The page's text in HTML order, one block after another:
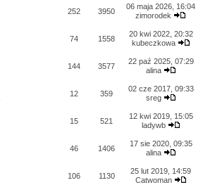
252 3950
06 maja 2026, 16:04
zimorodek
74 1558
20 kwi 2022, 20:32
kubeczkowa
144 3577
22 paź 2025, 07:29
alina
12 359
02 cze 2017, 09:33
sreg
15 521
12 kwi 2019, 15:05
ladywb
46 1406
17 sie 2020, 09:35
alina
106 1130
25 lut 2019, 14:59
Catwoman